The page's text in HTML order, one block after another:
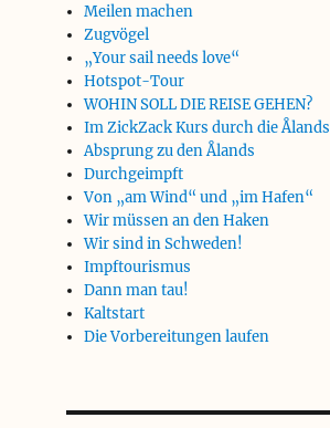
Meilen machen
Zugvögel
„Your sail needs love“
Hotspot-Tour
WOHIN SOLL DIE REISE GEHEN?
Im ZickZack Kurs durch die Ålands
Absprung zu den Ålands
Durchgeimpft
Von „am Wind“ und „im Hafen“
Wir müssen an den Haken
Wir sind in Schweden!
Impftourismus
Dann man tau!
Kaltstart
Die Vorbereitungen laufen